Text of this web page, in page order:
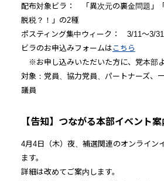
配布対象ビラ： 「異次元の裏金問題」
脱税？！」の2種
ポスティング集中ウィーク： 3/11～3/31
ビラのお申込みフォームは こちら
※お申し込みいただいた方に、党本部よ
対象：党員、協力党員、パートナーズ、
議員
【告知】つながる本部イベント案
4月4日（木）夜、補選関連のオンライン
ます。
詳細は改めてご案内します。